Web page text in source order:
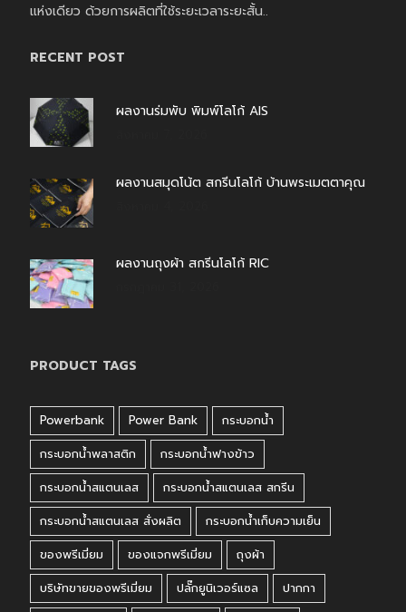
แห่งเดียว ด้วยการผลิตที่ใช้ระยะเวลาระยะสั้น..
RECENT POST
ผลงานร่มพับ พิมพ์โลโก้ AIS
ผลงานสมุดโน้ต สกรีนโลโก้ บ้านพระเมตตาคุณ
ผลงานถุงผ้า สกรีนโลโก้ RIC
PRODUCT TAGS
Powerbank Power Bank
กระบอกน้ำ
กระบอกน้ำพลาสติก
กระบอกน้ำฟางข้าว
กระบอกน้ำสแตนเลส
กระบอกน้ำสแตนเลส สกรีน
กระบอกน้ำสแตนเลส สั่งผลิต
กระบอกน้ำเก็บความเย็น
ของพรีเมี่ยม
ของแจกพรีเมี่ยม
ถุงผ้า
บริษัทขายของพรีเมี่ยม
ปลั๊กยูนิเวอร์แซล
ปากกา